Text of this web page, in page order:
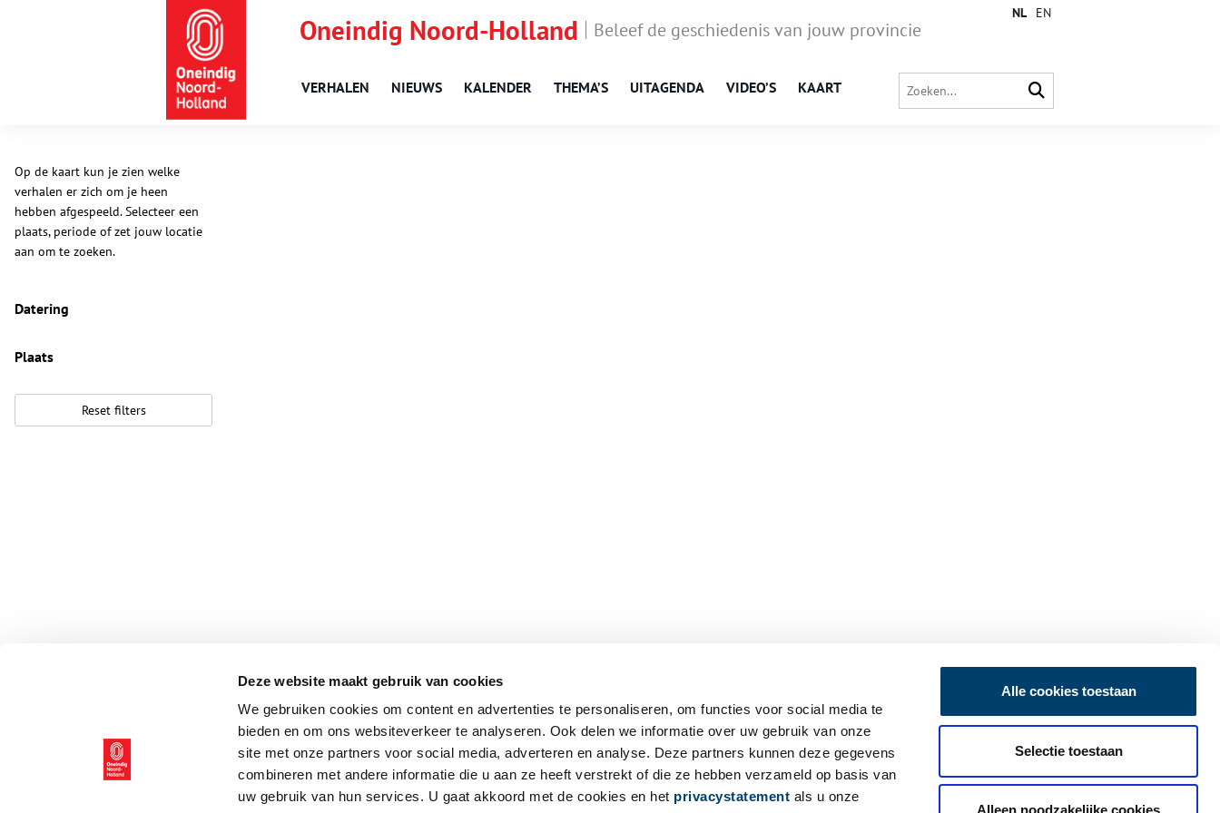
Deze website maakt gebruik van cookies
We gebruiken cookies om content en advertenties te personaliseren, om functies voor social media te
bieden en om ons websiteverkeer te analyseren. Ook delen we informatie over uw gebruik van onze
site met onze partners voor social media, adverteren en analyse. Deze partners kunnen deze gegevens
combineren met andere informatie die u aan ze heeft verstrekt of die ze hebben verzameld op basis van
uw gebruik van hun services. U gaat akkoord met de cookies en het privacystatement als u onze
Alle cookies toestaan
Selectie toestaan
Alleen noodzakelijke cookies
Oneindig Noord-Holland Beleef de geschiedenis van jouw provincie
VERHALEN NIEUWS KALENDER THEMA’S UITAGENDA VIDEO’S KAART
NL EN
Op de kaart kun je zien welke
verhalen er zich om je heen
hebben afgespeeld. Selecteer een
plaats, periode of zet jouw locatie
aan om te zoeken.
Datering
Plaats
Reset filters